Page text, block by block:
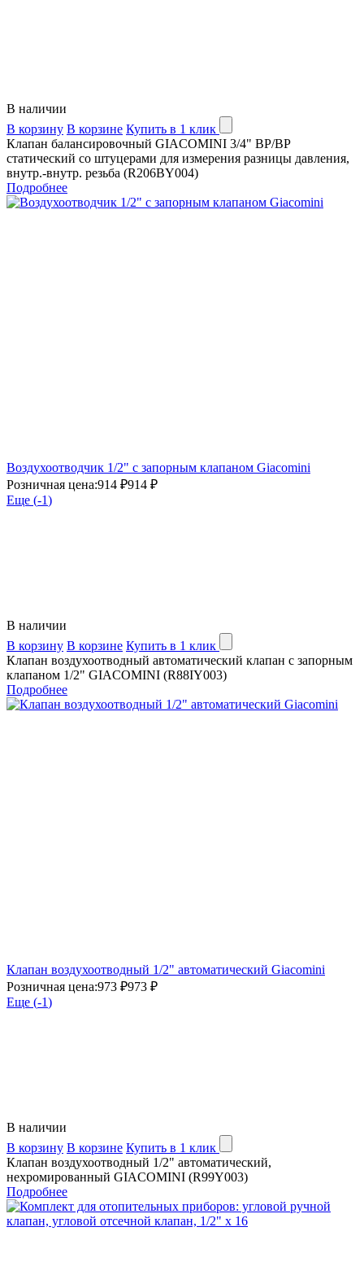
В наличии
В корзину В корзине Купить в 1 клик
Клапан балансировочный GIACOMINI 3/4" ВР/ВР
статический со штуцерами для измерения разницы давления,
внутр.-внутр. резьба (R206BY004)
Подробнее
Воздухоотводчик 1/2" с запорным клапаном Giacomini
Розничная цена:914 ₽914 ₽
Еще (-1)
В наличии
В корзину В корзине Купить в 1 клик
Клапан воздухоотводный автоматический клапан с запорным
клапаном 1/2" GIACOMINI (R88IY003)
Подробнее
Клапан воздухоотводный 1/2" автоматический Giacomini
Розничная цена:973 ₽973 ₽
Еще (-1)
В наличии
В корзину В корзине Купить в 1 клик
Клапан воздухоотводный 1/2" автоматический,
нехромированный GIACOMINI (R99Y003)
Подробнее